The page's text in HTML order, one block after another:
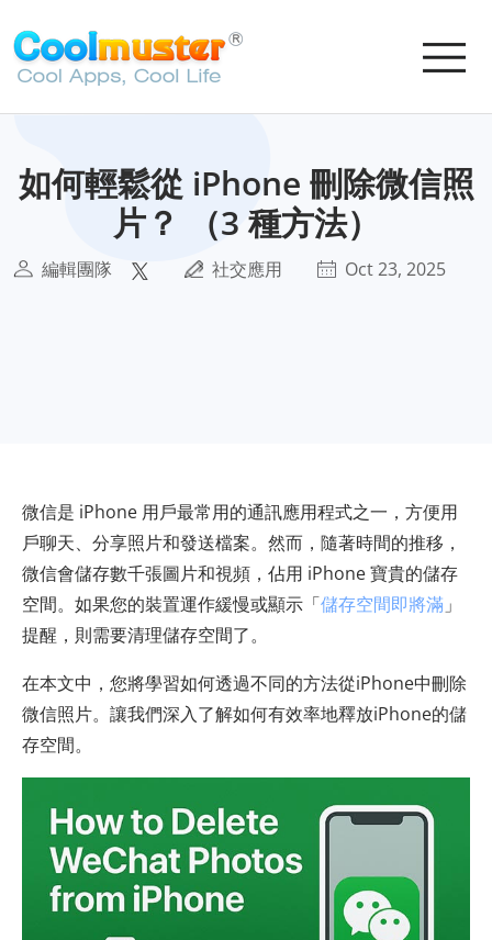
如何輕鬆從 iPhone 刪除微信照
片？ （3 種方法）
編輯團隊 社交應用 Oct 23, 2025
微信是 iPhone 用戶最常用的通訊應用程式之一，方便用
戶聊天、分享照片和發送檔案。然而，隨著時間的推移，
微信會儲存數千張圖片和視頻，佔用 iPhone 寶貴的儲存
空間。如果您的裝置運作緩慢或顯示「儲存空間即將滿 」
提醒，則需要清理儲存空間了。
在本文中，您將學習如何透過不同的方法從iPhone中刪除
微信照片。讓我們深入了解如何有效率地釋放iPhone的儲
存空間。